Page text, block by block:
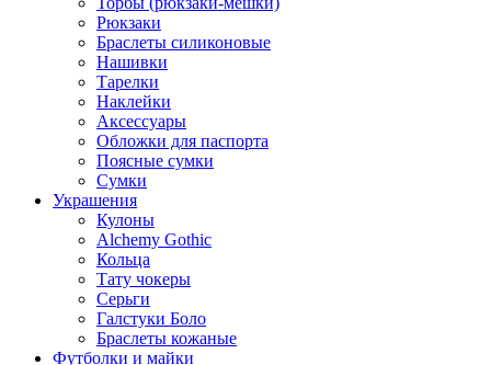
Рюкзаки
Браслеты силиконовые
Нашивки
Тарелки
Наклейки
Аксессуары
Обложки для паспорта
Поясные сумки
Сумки
Украшения
Кулоны
Alchemy Gothic
Кольца
Тату чокеры
Серьги
Галстуки Боло
Браслеты кожаные
Футболки и майки